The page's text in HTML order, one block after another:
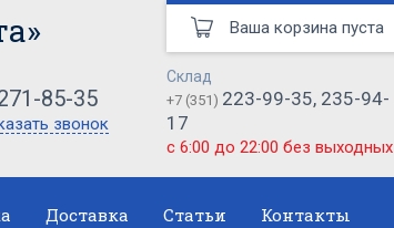
85-35
звонок
Склад
+7 (351) 223-99-35, 235-94-
17
с 6:00 до 22:00 без выходных
Ваша корзина пуста
Доставка Статьи Контакты